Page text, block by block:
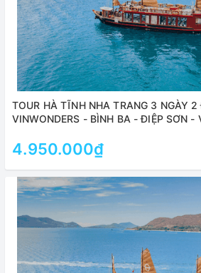
TOUR HÀ TĨNH NHA TRANG 3 NGÀY
VINWONDERS - BÌNH BA - ĐIỆP SƠN -
4.950.000₫